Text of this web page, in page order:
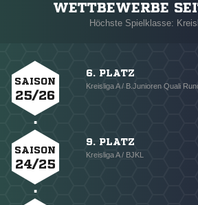
WETTBEWERBE
Höchste Spielklasse:
SAISON
25/26
6. PLATZ
Kreisliga A / B.Junioren Quali
SAISON
24/25
9. PLATZ
Kreisliga A / BJKL